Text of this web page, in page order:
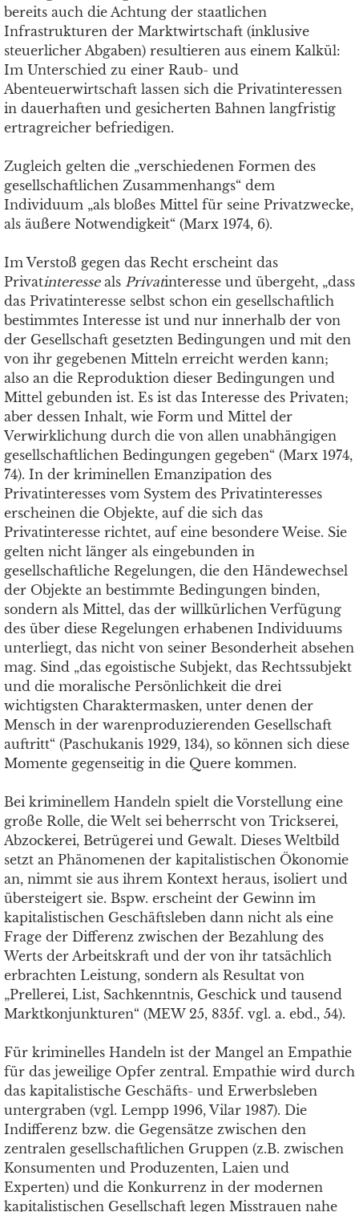
bereits auch die Achtung der staatlichen
Infrastrukturen der Marktwirtschaft (inklusive
steuerlicher Abgaben) resultieren aus einem Kalkül:
Im Unterschied zu einer Raub- und
Abenteuerwirtschaft lassen sich die Privatinteressen
in dauerhaften und gesicherten Bahnen langfristig
ertragreicher befriedigen.
Zugleich gelten die „verschiedenen Formen des
gesellschaftlichen Zusammenhangs“ dem
Individuum „als bloßes Mittel für seine Privatzwecke,
als äußere Notwendigkeit“ (Marx 1974, 6).
Im Verstoß gegen das Recht erscheint das
Privatinteresseals Privatinteresse und übergeht, „dass
das Privatinteresse selbst schon ein gesellschaftlich
bestimmtes Interesse ist und nur innerhalb der von
der Gesellschaft gesetzten Bedingungen und mit den
von ihr gegebenen Mitteln erreicht werden kann;
also an die Reproduktion dieser Bedingungen und
Mittel gebunden ist. Es ist das Interesse des Privaten;
aber dessen Inhalt, wie Form und Mittel der
Verwirklichung durch die von allen unabhängigen
gesellschaftlichen Bedingungen gegeben“ (Marx 1974,
74). In der kriminellen Emanzipation des
Privatinteresses vom System des Privatinteresses
erscheinen die Objekte, auf die sich das
Privatinteresse richtet, auf eine besondere Weise. Sie
gelten nicht länger als eingebunden in
gesellschaftliche Regelungen, die den Händewechsel
der Objekte an bestimmte Bedingungen binden,
sondern als Mittel, das der willkürlichen Verfügung
des über diese Regelungen erhabenen Individuums
unterliegt, das nicht von seiner Besonderheit absehen
mag. Sind „das egoistische Subjekt, das Rechtssubjekt
und die moralische Persönlichkeit die drei
wichtigsten Charaktermasken, unter denen der
Mensch in der warenproduzierenden Gesellschaft
auftritt“ (Paschukanis 1929, 134), so können sich diese
Momente gegenseitig in die Quere kommen.
Bei kriminellem Handeln spielt die Vorstellung eine
große Rolle, die Welt sei beherrscht von Trickserei,
Abzockerei, Betrügerei und Gewalt. Dieses Weltbild
setzt an Phänomenen der kapitalistischen Ökonomie
an, nimmt sie aus ihrem Kontext heraus, isoliert und
übersteigert sie. Bspw. erscheint der Gewinn im
kapitalistischen Geschäftsleben dann nicht als eine
Frage der Differenz zwischen der Bezahlung des
Werts der Arbeitskraft und der von ihr tatsächlich
erbrachten Leistung, sondern als Resultat von
„Prellerei, List, Sachkenntnis, Geschick und tausend
Marktkonjunkturen“ (MEW 25, 835f. vgl. a. ebd., 54).
Für kriminelles Handeln ist der Mangel an Empathie
für das jeweilige Opfer zentral. Empathie wird durch
das kapitalistische Geschäfts- und Erwerbsleben
untergraben (vgl. Lempp 1996, Vilar 1987). Die
Indifferenz bzw. die Gegensätze zwischen den
zentralen gesellschaftlichen Gruppen (z.B. zwischen
Konsumenten und Produzenten, Laien und
Experten) und die Konkurrenz in der modernen
kapitalistischen Gesellschaft legen Misstrauen nahe